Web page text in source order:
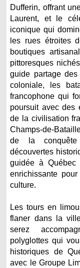
Dufferin, offrant
Laurent, et le
iconique qui
les rues étroites
boutiques
pittoresques
guide partage des
coloniale, les
francophone qui
poursuit avec des
de la civilisation
Champs-de-
de la
découvertes
guidée à Québec
enrichissante
culture.
Les tours en
flaner dans la
serez
polyglottes qui
historiques de
avec le Groupe